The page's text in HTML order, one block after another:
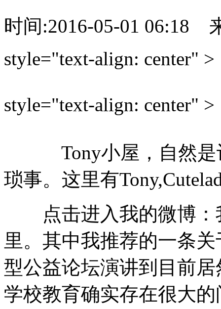
时间:2016-05-01 06:18
style="text-align: center" >
style="text-align: center" >
Tony小屋，自然是记
琐事。这里有
点击进入我的微博：
里。其中我推荐的一条
型公益论坛演讲到目前
学校教育确实存在很大